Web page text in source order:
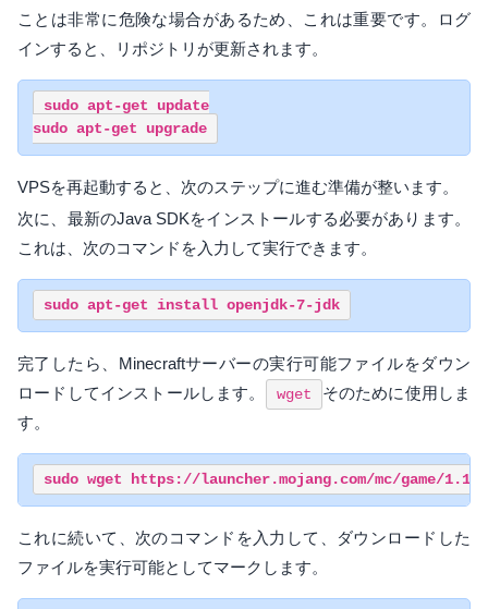
ことは非常に危険な場合があるため、これは重要です。ログ
インすると、リポジトリが更新されます。
sudo apt-get update
VPSを再起動すると、次のステップに進む準備が整います。
次に、最新のJava SDKをインストールする必要があります。
これは、次のコマンドを入力して実行できます。
完了したら、Minecraftサーバーの実行可能ファイルをダウン
ロードしてインストールします。
wget
そのために使用しま
す。
これに続いて、次のコマンドを入力して、ダウンロードした
ファイルを実行可能としてマークします。